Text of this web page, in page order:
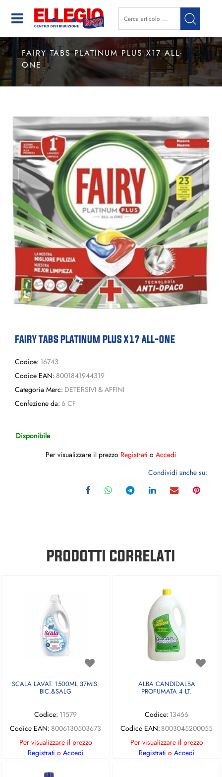
Open
FAIRY TABS PLATINUM PLUS X17 ALL-
ONE
FAIRY TABS PLATINUM PLUS X17 ALL-ONE
Codice: 16743
Codice EAN: 8001841944319
Categoria Merc: DETERSIVI & AFFINI
Confezione da: 6 CF
Disponibile
Per visualizzare il prezzo Registrati o Accedi
Condividi anche su:
PRODOTTI CORRELATI
SCALA LAVAT. 1500ML 37MIS.
BIC.&SALG
Codice: 11579
Codice EAN: 8006130503673
Per visualizzare il prezzo
Registrati o Accedi
ALBA CANDIDALBA
PROFUMATA 4 LT.
Codice: 13466
Codice EAN: 8003045200055
Per visualizzare il prezzo
Registrati o Accedi